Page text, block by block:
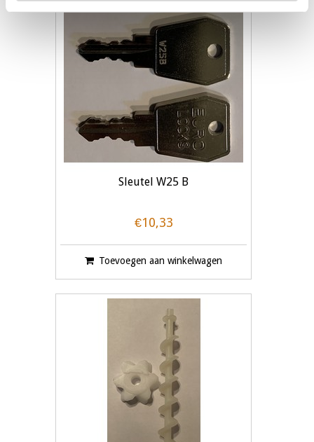
Sleutel W25 B
€10,33
Toevoegen aan winkelwagen